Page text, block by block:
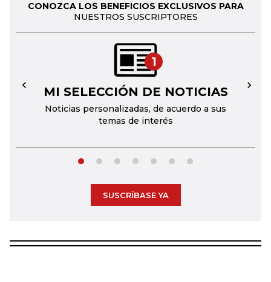
CONOZCA LOS BENEFICIOS EXCLUSIVOS PARA
NUESTROS SUSCRIPTORES
1
MI SELECCIÓN DE NOTICIAS
Noticias personalizadas, de acuerdo a sus
temas de interés
← →
SUSCRÍBASE YA